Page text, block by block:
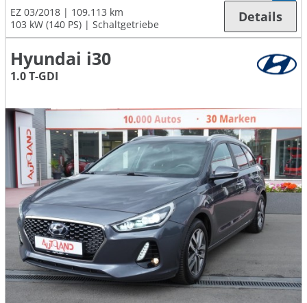
EZ 03/2018
109.113 km
103 kW (140 PS)
Schaltgetriebe Details
Hyundai i30
1.0 T-GDI